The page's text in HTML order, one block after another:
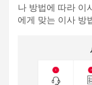
나 방법에 따라 이
에게 맞는 이사 방